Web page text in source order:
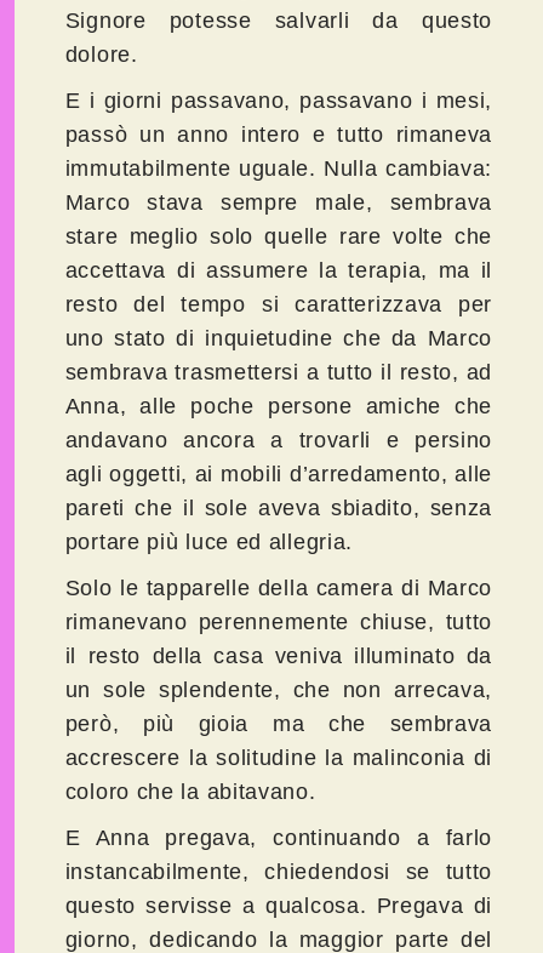
Signore potesse salvarli da questo
dolore.
E i giorni passavano, passavano i mesi,
passò un anno intero e tutto rimaneva
immutabilmente uguale. Nulla cambiava:
Marco stava sempre male, sembrava
stare meglio solo quelle rare volte che
accettava di assumere la terapia, ma il
resto del tempo si caratterizzava per
uno stato di inquietudine che da Marco
sembrava trasmettersi a tutto il resto, ad
Anna, alle poche persone amiche che
andavano ancora a trovarli e persino
agli oggetti, ai mobili d’arredamento, alle
pareti che il sole aveva sbiadito, senza
portare più luce ed allegria.
Solo le tapparelle della camera di Marco
rimanevano perennemente chiuse, tutto
il resto della casa veniva illuminato da
un sole splendente, che non arrecava,
però, più gioia ma che sembrava
accrescere la solitudine la malinconia di
coloro che la abitavano.
E Anna pregava, continuando a farlo
instancabilmente, chiedendosi se tutto
questo servisse a qualcosa. Pregava di
giorno, dedicando la maggior parte del